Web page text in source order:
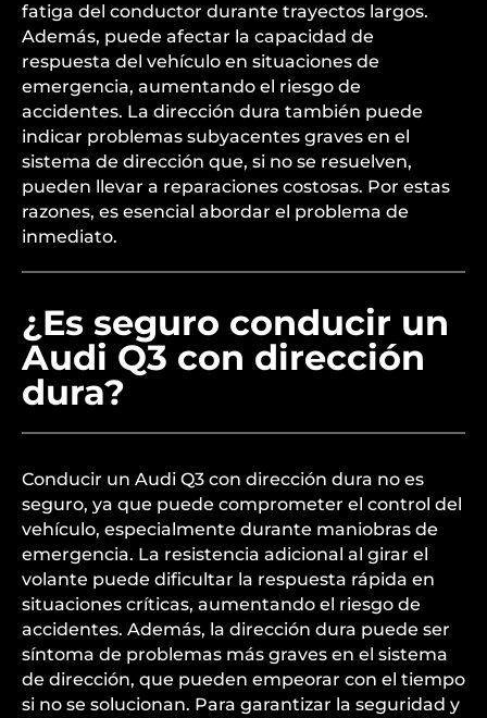
fatiga del conductor durante trayectos largos.
Además, puede afectar la capacidad de
respuesta del vehículo en situaciones de
emergencia, aumentando el riesgo de
accidentes. La dirección dura también puede
indicar problemas subyacentes graves en el
sistema de dirección que, si no se resuelven,
pueden llevar a reparaciones costosas. Por estas
razones, es esencial abordar el problema de
inmediato.
¿Es seguro conducir un
Audi Q3 con dirección
dura?
Conducir un Audi Q3 con dirección dura no es
seguro, ya que puede comprometer el control del
vehículo, especialmente durante maniobras de
emergencia. La resistencia adicional al girar el
volante puede dificultar la respuesta rápida en
situaciones críticas, aumentando el riesgo de
accidentes. Además, la dirección dura puede ser
síntoma de problemas más graves en el sistema
de dirección, que pueden empeorar con el tiempo
si no se solucionan. Para garantizar la seguridad y